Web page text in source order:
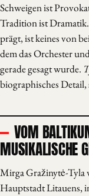
Schweigen ist
Tradition ist
prägt, ist keines von
dem das Orchester
gerade gesagt wurde.
biographisches
VOM
MUSIKALISCHE
Mirga Gražinytė-Tyla
Hauptstadt Litauens,